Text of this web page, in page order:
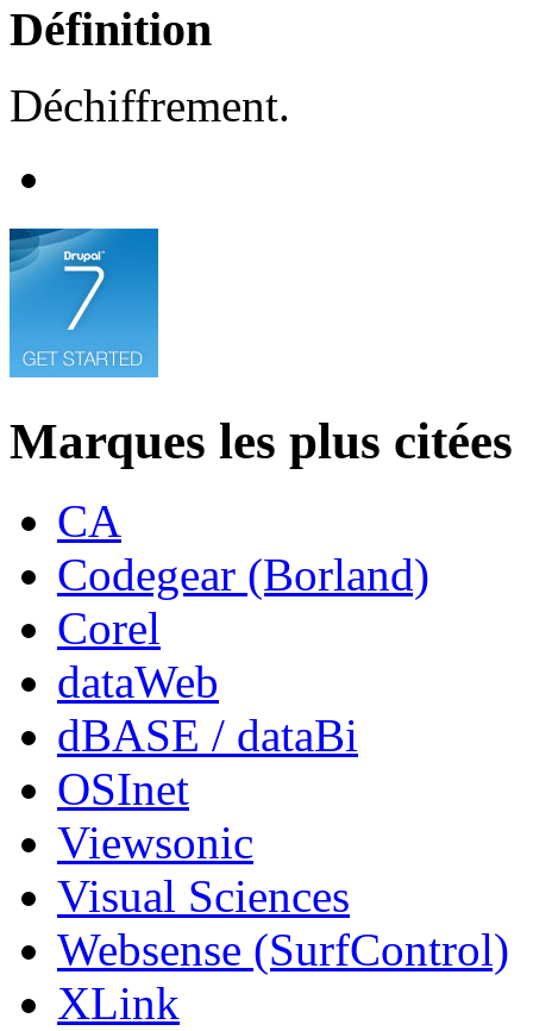
Définition
Déchiffrement.
Marques les plus citées
CA
Codegear (Borland)
Corel
dataWeb
dBASE / dataBi
OSInet
Viewsonic
Visual Sciences
Websense (SurfControl)
XLink